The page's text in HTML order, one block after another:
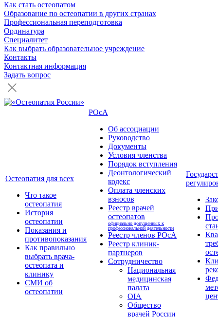
Как стать остеопатом
Образование по остеопатии в других странах
Профессиональная переподготовка
Ординатура
Специалитет
Как выбрать образовательное учреждение
Контакты
Контактная информация
Задать вопрос
Остеопатия для всех
Что такое
остеопатия
История
остеопатии
Показания и
противопоказания
Как правильно
выбрать врача-
остеопата и
клинику
СМИ об
остеопатии
РОсА
Об ассоциации
Руководство
Документы
Условия членства
Порядок вступления
Деонтологический
кодекс
Оплата членских
взносов
Реестр врачей
остеопатов
официально допущенных к
профессиональной деятельности
Реестр членов РОсА
Реестр клиник-
партнеров
Сотрудничество
Национальная
медицинская
палата
OIA
Общество
врачей России